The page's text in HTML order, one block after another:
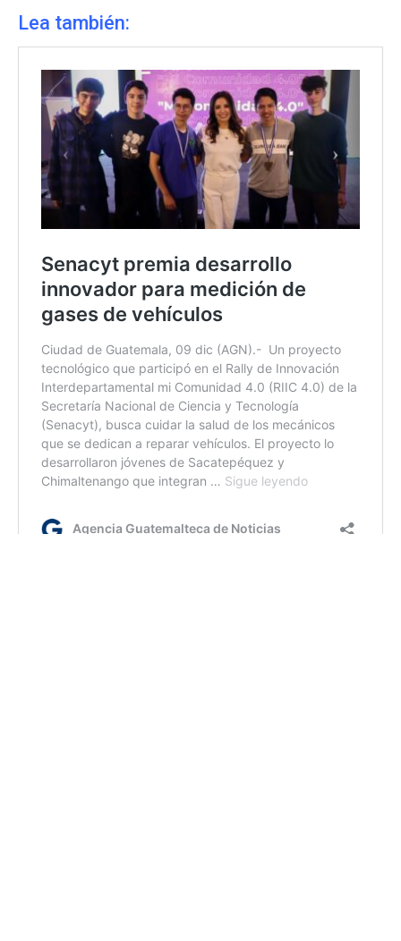
Lea también: